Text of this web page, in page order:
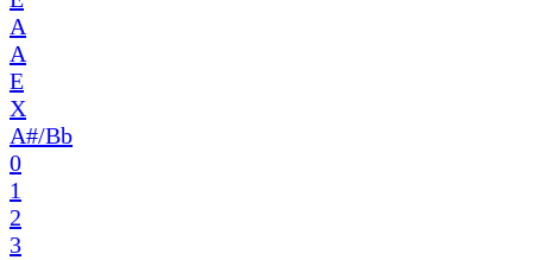
A
A
E
X
A#/Bb
0
1
2
3